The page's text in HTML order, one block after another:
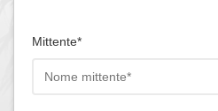
Mittente*